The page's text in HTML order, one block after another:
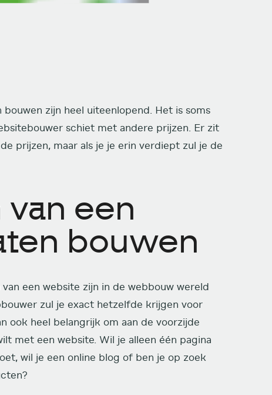
zijn heel uiteenlopend. Het is soms
schiet met andere prijzen. Er zit
prijzen, maar als je je erin verdiept zul je de
van een
bouwen
een website zijn in de webbouw wereld
zul je exact hetzelfde krijgen voor
ook heel belangrijk om aan de voorzijde
met een website. Wil je alleen één pagina
wil je een online blog of ben je op zoek